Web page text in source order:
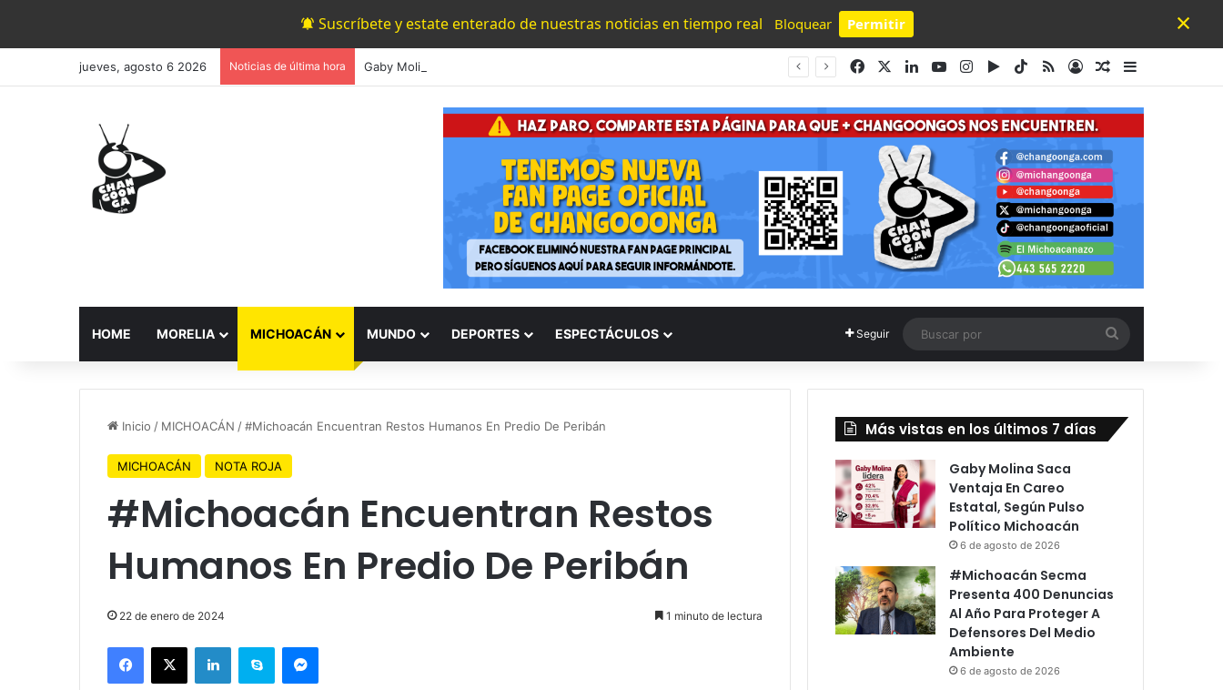
Suscríbete y estate enterado de nuestras noticias en tiempo real Bloquear Permitir
Powered by SendPulse
×
jueves, agosto 6 2026 Noticias de última hora FacebookLinkedInYouTubeInstagram
Google Play
TikTok
RSSAccesoPublicación al
Barra lateral
HOME MORELIA MICHOACÁN MUNDO DEPORTES ESPECTÁCULOS Seguir
por
Inicio / MICHOACÁN /#Michoacán Encuentran Restos Humanos En Predio De Peribán
MICHOACÁN NOTA ROJA
#Michoacán Encuentran Restos
Humanos En Predio De Peribán
22 de enero de 2024 1 minuto de lectura
Facebook
X LinkedInSkype Messenger
Más vistas en los últimos 7 días
Gaby Molina Saca
Ventaja En Careo
Estatal, Según Pulso
Político Michoacán
6 de agosto de 2026
#Michoacán Secma
Presenta 400 Denuncias
Al Año Para Proteger A
Defensores Del Medio
Ambiente
6 de agosto de 2026